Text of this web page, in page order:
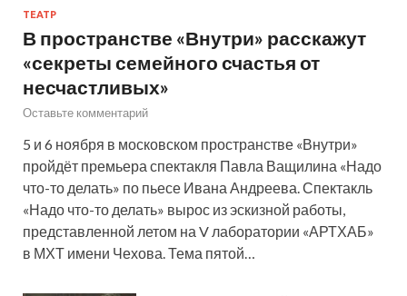
ТЕАТР
В пространстве «Внутри» расскажут
«секреты семейного счастья от
несчастливых»
Оставьте комментарий
5 и 6 ноября в московском пространстве «Внутри»
пройдёт премьера спектакля Павла Ващилина «Надо
что-то делать» по пьесе Ивана Андреева. Спектакль
«Надо что-то делать» вырос из эскизной работы,
представленной летом на V лаборатории «АРТХАБ»
в МХТ имени Чехова. Тема пятой…